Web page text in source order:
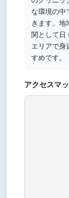
な環境の中
きます。地
関として日
エリアで身
すめです。
アクセスマ